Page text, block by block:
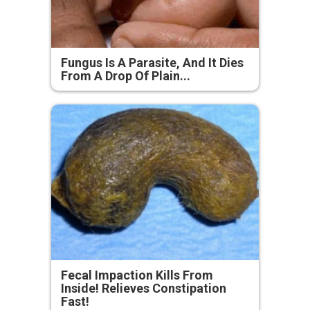
Fungus Is A Parasite, And It Dies
From A Drop Of Plain...
Fecal Impaction Kills From
Inside! Relieves Constipation
Fast!